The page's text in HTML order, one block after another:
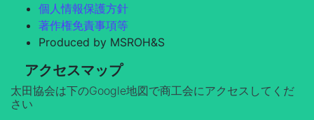
個人情報保護方針
著作権免責事項等
Produced by MSROH&S
アクセスマップ
太田協会は下のGoogle地図で商工会にアクセスしてくだ
さい